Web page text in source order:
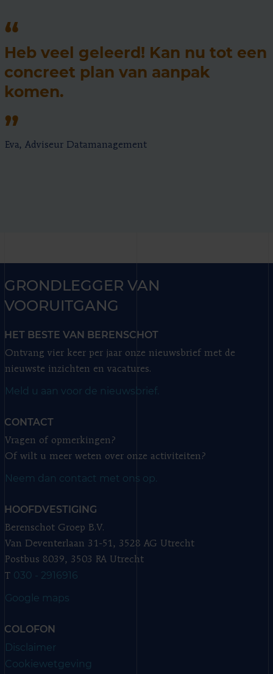
Heb veel geleerd! Kan nu tot een
concreet plan van aanpak
komen.
Eva, Adviseur Datamanagement
GRONDLEGGER VAN
VOORUITGANG
HET BESTE VAN BERENSCHOT
Ontvang vier keer per jaar onze nieuwsbrief met de
nieuwste inzichten en vacatures.
Meld u aan voor de nieuwsbrief.
CONTACT
Vragen of opmerkingen?
Of wilt u meer weten over onze activiteiten?
Neem dan contact met ons op.
HOOFDVESTIGING
Berenschot Groep B.V.
Van Deventerlaan 31-51, 3528 AG Utrecht
Postbus 8039, 3503 RA Utrecht
T 030 - 2916916
Google maps
COLOFON
Disclaimer
Cookiewetgeving